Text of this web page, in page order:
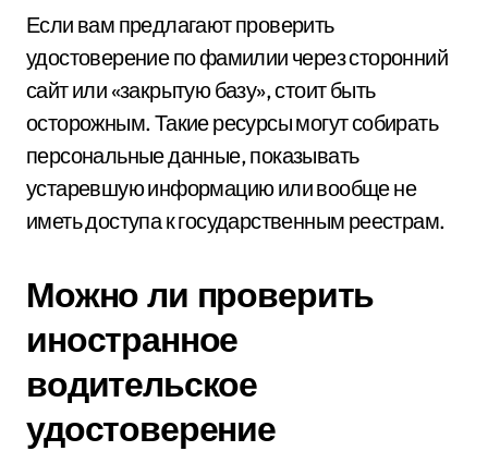
Если вам предлагают проверить
удостоверение по фамилии через сторонний
сайт или «закрытую базу», стоит быть
осторожным. Такие ресурсы могут собирать
персональные данные, показывать
устаревшую информацию или вообще не
иметь доступа к государственным реестрам.
Можно ли проверить
иностранное
водительское
удостоверение